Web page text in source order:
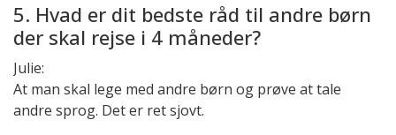
5. Hvad er dit bedste råd til andre børn
der skal rejse i 4 måneder?
Julie:
At man skal lege med andre børn og prøve at tale
andre sprog. Det er ret sjovt.